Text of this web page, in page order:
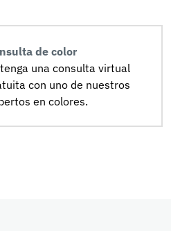
de color
una consulta virtual
con uno de nuestros
en colores.